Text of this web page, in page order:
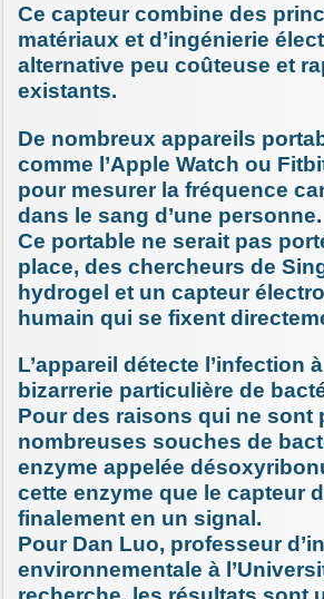
Ce capteur combine des
matériaux et d’ingénierie
alternative peu coûteuse et
existants.
De nombreux appareils
comme l’Apple Watch ou
pour mesurer la fréquence
dans le sang d’une personne.
Ce portable ne serait pas
place, des chercheurs de
hydrogel et un capteur
humain qui se fixent
L’appareil détecte l’infection
bizarrerie particulière de
Pour des raisons qui ne sont
nombreuses souches de
enzyme appelée
cette enzyme que le capteur
finalement en un signal.
Pour Dan Luo, professeur
environnementale à